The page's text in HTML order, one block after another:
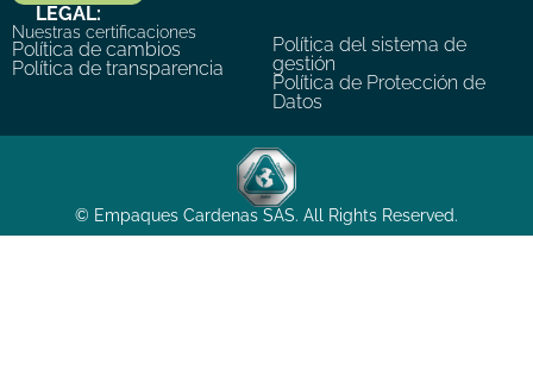
LEGAL:
Nuestras certificaciones
Política de cambios
Política de transparencia
Política del sistema de
gestión
Política de Protección de
Datos
© Empaques Cardenas SAS. All Rights Reserved.